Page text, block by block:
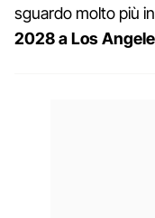
sguardo molto più
2028 a Los